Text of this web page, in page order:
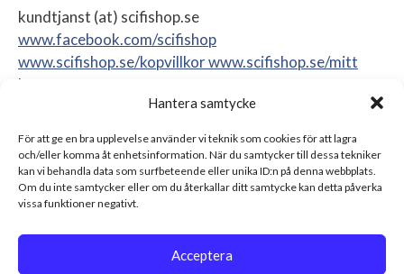
Hantera samtycke
För att ge en bra upplevelse använder vi teknik som cookies för att lagra
och/eller komma åt enhetsinformation. När du samtycker till dessa tekniker
kan vi behandla data som surfbeteende eller unika ID:n på denna webbplats.
Om du inte samtycker eller om du återkallar ditt samtycke kan detta påverka
vissa funktioner negativt.
Acceptera
kundtjanst (at) scifishop.se
www.facebook.com/scifishop
www.scifishop.se/kopvillkorwww.scifishop.se/mitt
konto
17562 Järfälla
Sweden